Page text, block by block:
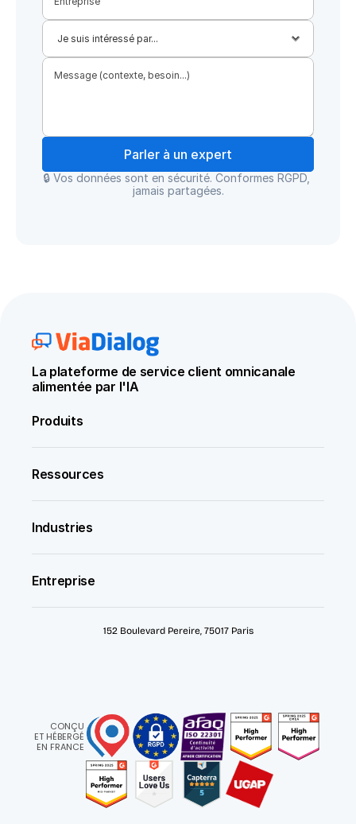
Parler à un expert
🔒 Vos données sont en sécurité. Conformes RGPD,
jamais partagées.
La plateforme de service client omnicanale
alimentée par l'IA
Produits
Ressources
Industries
Entreprise
152 Boulevard Pereire, 75017 Paris
CONÇU
ET HÉBERGÉ
EN FRANCE